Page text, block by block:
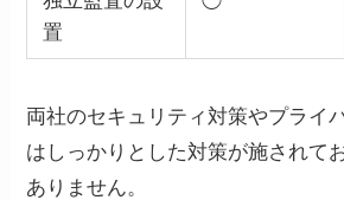
置
両社のセキュリティ対策やプライ
はしっかりとした対策が施されて
ありません。